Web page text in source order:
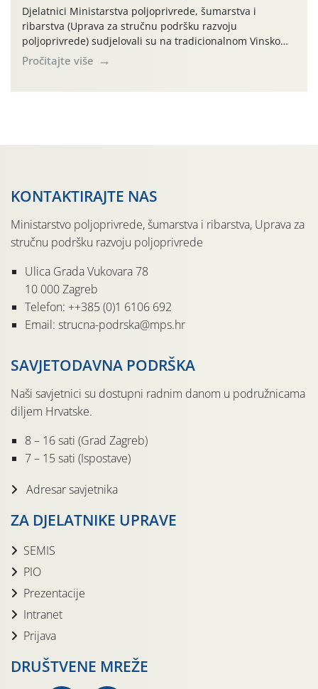
Djelatnici Ministarstva poljoprivrede, šumarstva i
ribarstva (Uprava za stručnu podršku razvoju
poljoprivrede) sudjelovali su na tradicionalnom Vinskom
forumu, održanom 24.07.2026. godine u Domu vinarske
tradicije u Putnikovićima na poluotoku Pelješcu, u
Pročitajte više
KONTAKTIRAJTE NAS
Ministarstvo poljoprivrede, šumarstva i ribarstva, Uprava za
stručnu podršku razvoju poljoprivrede
Ulica Grada Vukovara 78
10 000 Zagreb
Telefon: ++385 (0)1 6106 692
Email: strucna-podrska@mps.hr
SAVJETODAVNA PODRŠKA
Naši savjetnici su dostupni radnim danom u podružnicama
diljem Hrvatske.
8 – 16 sati (Grad Zagreb)
7 – 15 sati (Ispostave)
Adresar savjetnika
ZA DJELATNIKE UPRAVE
SEMIS
PIO
Prezentacije
Intranet
Prijava
DRUŠTVENE MREŽE